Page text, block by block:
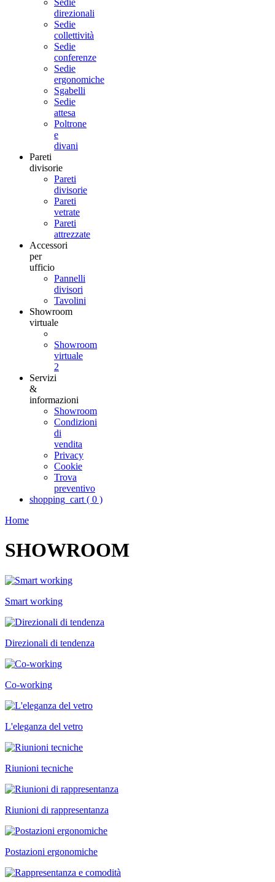
Sedie
direzionali
Sedie
collettività
Sedie
conferenze
Sedie
ergonomiche
Sgabelli
Sedie
attesa
Poltrone
e
divani
Pareti
divisorie
Pareti
divisorie
Pareti
vetrate
Pareti
attrezzate
Accessori
per
ufficio
Pannelli
divisori
Tavolini
Showroom
virtuale
Showroom
virtuale
2
Servizi
&
informazioni
Showroom
Condizioni
di
vendita
Privacy
Cookie
Trova
preventivo
shopping_cart ( 0 )
Home
SHOWROOM
Smart working
Direzionali di tendenza
Co-working
L'eleganza del vetro
Riunioni tecniche
Riunioni di rappresentanza
Postazioni ergonomiche